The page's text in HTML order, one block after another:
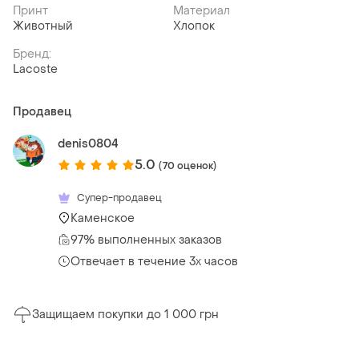
Принт
Животный
Материал
Хлопок
Бренд:
Lacoste
Продавец
denis0804
5.0 (70 оценок)
Супер-продавец
Каменское
97% выполненных заказов
Отвечает в течение 3х часов
Защищаем покупки до 1 000 грн